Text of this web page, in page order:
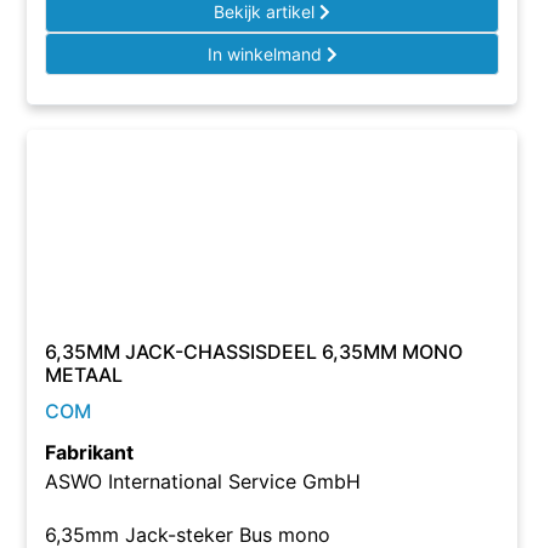
Bekijk artikel
In winkelmand
6,35MM JACK-CHASSISDEEL 6,35MM MONO
METAAL
COM
Fabrikant
ASWO International Service GmbH
6,35mm Jack-steker Bus mono